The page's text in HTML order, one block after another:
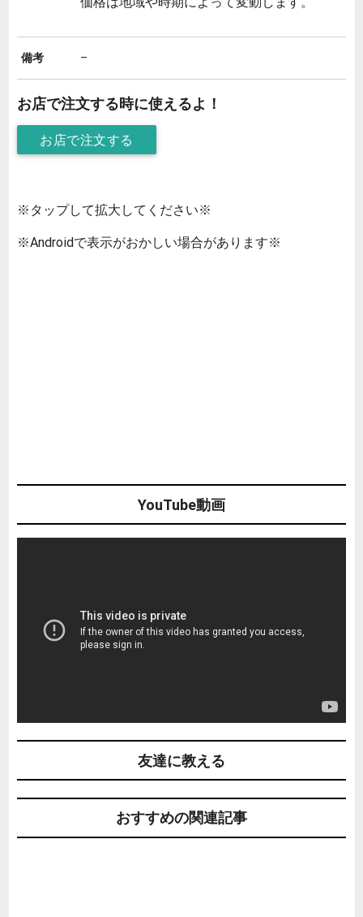
備考 –
お店で注文する時に使えるよ！
お店で注文する
※タップして拡大してください※
※Androidで表示がおかしい場合があります※
YouTube動画
友達に教える
おすすめの関連記事